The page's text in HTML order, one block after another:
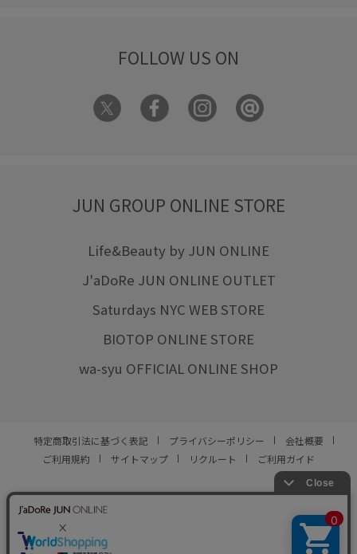
FOLLOW US ON
JUN GROUP ONLINE STORE
Life&Beauty by JUN ONLINE
J'aDoRe JUN ONLINE OUTLET
Saturdays NYC WEB STORE
BIOTOP ONLINE STORE
wa-syu OFFICIAL ONLINE SHOP
特定商取引法に基づく表記 プライバシーポリシー
会社概要
ご利用規約
サイトマップ リクルート ご利用ガイド
© JUN CO.,LTD. ALL RIGHTS RESERVED.